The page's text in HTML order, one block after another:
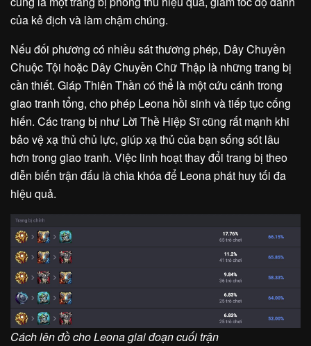
của kẻ địch và làm chậm chúng.
Nếu đối phương có nhiều sát thương phép, Dây Chuyền
Chuộc Tội hoặc Dây Chuyền Chữ Thập là những trang bị
cần thiết. Giáp Thiên Thần có thể là một cứu cánh trong
giao tranh tổng, cho phép Leona hồi sinh và tiếp tục cống
hiến. Các trang bị như Lời Thề Hiệp Sĩ cũng rất mạnh khi
bảo vệ xạ thủ chủ lực, giúp xạ thủ của bạn sống sót lâu
hơn trong giao tranh. Việc linh hoạt thay đổi trang bị theo
diễn biến trận đấu là chìa khóa để Leona phát huy tối đa
hiệu quả.
Cách lên đồ cho Leona giai đoạn cuối trận